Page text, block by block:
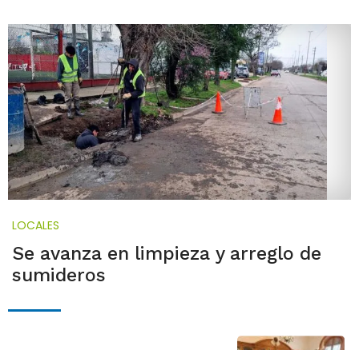
LOCALES
Se avanza en limpieza y arreglo de
sumideros